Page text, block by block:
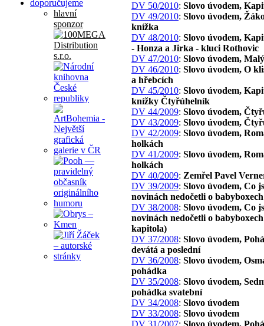
doporučujeme
hlavní
sponzor
DV 50/2010: Slovo úvodem,
DV 49/2010: Slovo úvodem,
knížka
DV 48/2010: Slovo úvodem,
- Honza a Jirka - kluci Rothovic
DV 47/2010: Slovo úvodem,
DV 46/2010: Slovo úvodem, O
a hřebcích
DV 45/2010: Slovo úvodem,
knížky Čtyřúhelník
DV 44/2009: Slovo úvodem,
DV 43/2009: Slovo úvodem,
DV 42/2009: Slovo úvodem,
holkách
DV 41/2009: Slovo úvodem,
holkách
DV 40/2009: Zemřel Pavel
DV 39/2009: Slovo úvodem, Co
novinách nedočetli o babyboxech
DV 38/2008: Slovo úvodem, Co
novinách nedočetli o
kapitola)
DV 37/2008: Slovo úvodem,
devátá a poslední
DV 36/2008: Slovo úvodem,
pohádka
DV 35/2008: Slovo úvodem,
pohádka svatební
DV 34/2008: Slovo úvodem
DV 33/2008: Slovo úvodem
DV 31/2007: Slovo úvodem,